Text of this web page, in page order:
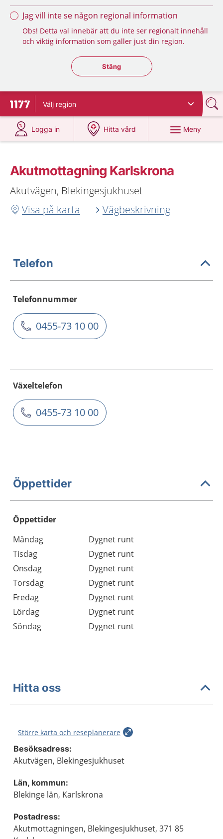
Jag vill inte se någon regional information
Obs! Detta val innebär att du inte ser regionalt innehåll
och viktig information som gäller just din region.
Stäng regionsväljaren
Stäng
Till startsidan för 1177
Välj region
Logga in
på 1177.se
Hitta vård
på 1177.se
Meny
Akutmottagning Karlskrona
Akutvägen, Blekingesjukhuset
Visa på karta
Vägbeskrivning
Telefon
Telefonnummer
0455-73 10 00
Växeltelefon
0455-73 10 00
Öppettider
Öppettider
Dag
Öppettider
Kommentarer
Måndag
Dygnet runt
Tisdag
Dygnet runt
Onsdag
Dygnet runt
Torsdag
Dygnet runt
Fredag
Dygnet runt
Lördag
Dygnet runt
Söndag
Dygnet runt
Hitta oss
Större karta och reseplanerare
Besöksadress:
Akutvägen, Blekingesjukhuset
Län, kommun:
Blekinge län, Karlskrona
Postadress:
Akutmottagningen, Blekingesjukhuset, 371 85